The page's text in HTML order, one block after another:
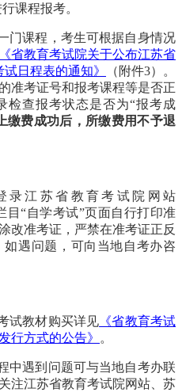
课程报考。
门课程，考生可根据自身情况
《省教育考试院关于公布江苏省
试日程表的通知》 （附件3）。
准考证号和报考课程等是否正
检查报考状态是否为“报考成
缴费成功后，所缴费用不予退
录江苏省教育考试院网站
目“自学考试”页面自行打印准
改准考证，严禁在准考证正反
遇问题，可向当地自考办咨
试教材购买详见 《省教育考试
行方式的公告》
。
中遇到问题可与当地自考办联
注江苏省教育考试院网站、苏